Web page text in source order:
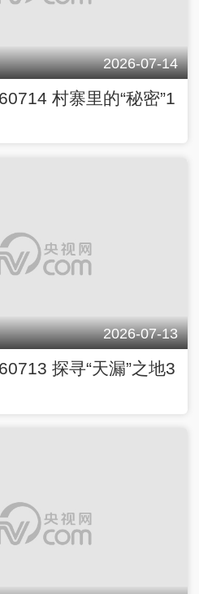
2026-07-14
村寨里的“秘密”1
2026-07-13
探寻“天漏”之地3